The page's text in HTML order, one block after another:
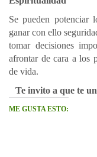
Se pueden potenciar
ganar con ello
tomar decisiones
afrontar de cara a los
de vida.
Te invito a que te
ME GUSTA ESTO: